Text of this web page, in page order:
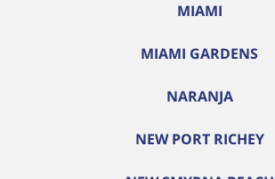
MIAMI
MIAMI GARDENS
NARANJA
NEW PORT RICHEY